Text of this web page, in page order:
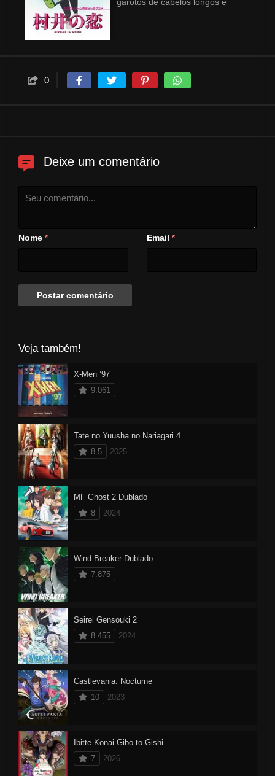
0
Deixe um comentário
Nome * Email *
Veja também!
X-Men ’97
9.061
Tate no Yuusha no Nariagari 4
8.5
2025
MF Ghost 2 Dublado
8
2024
Wind Breaker Dublado
7.875
Seirei Gensouki 2
8.455
2024
Castlevania: Nocturne
10
2023
Ibitte Konai Gibo to Gishi
7
2026